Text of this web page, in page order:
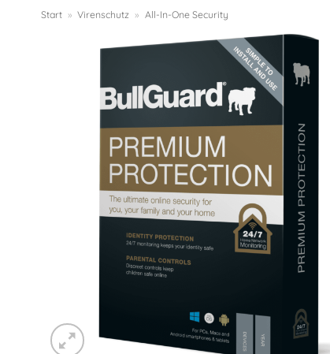
Start » Virenschutz » All-In-One Security